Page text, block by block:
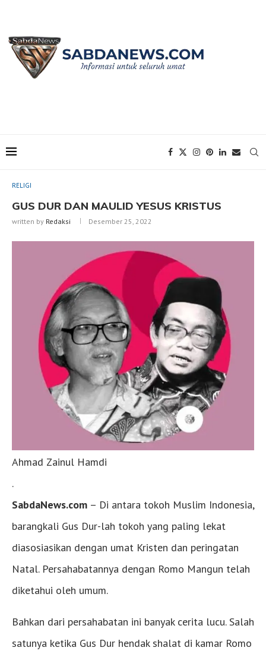
RELIGI
GUS DUR DAN MAULID YESUS KRISTUS
written by Redaksi Desember 25, 2022
Ahmad Zainul Hamdi
.
SabdaNews.com – Di antara tokoh Muslim Indonesia,
barangkali Gus Dur-lah tokoh yang paling lekat
diasosiasikan dengan umat Kristen dan peringatan
Natal. Persahabatannya dengan Romo Mangun telah
diketahui oleh umum.
Bahkan dari persahabatan ini banyak cerita lucu. Salah
satunya ketika Gus Dur hendak shalat di kamar Romo